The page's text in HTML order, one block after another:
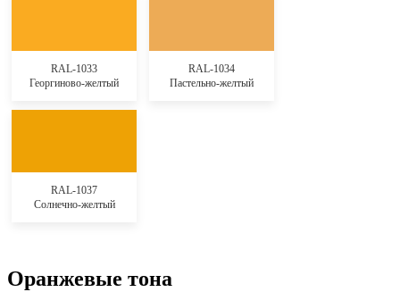
RAL-1033
Георгиново-желтый
RAL-1034
Пастельно-желтый
RAL-1037
Солнечно-желтый
Оранжевые тона